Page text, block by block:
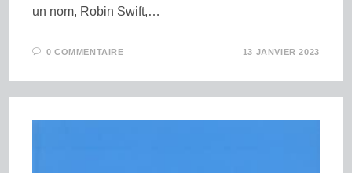
un nom, Robin Swift,…
0 COMMENTAIRE 13 JANVIER 2023